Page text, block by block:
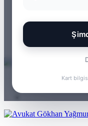
Kart
Ol
Rastgele
Bölmesi